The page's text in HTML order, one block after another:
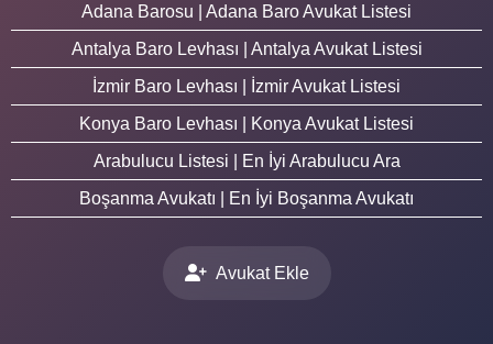
Adana Barosu | Adana Baro Avukat Listesi
Antalya Baro Levhası | Antalya Avukat Listesi
İzmir Baro Levhası | İzmir Avukat Listesi
Konya Baro Levhası | Konya Avukat Listesi
Arabulucu Listesi | En İyi Arabulucu Ara
Boşanma Avukatı | En İyi Boşanma Avukatı
Avukat Ekle